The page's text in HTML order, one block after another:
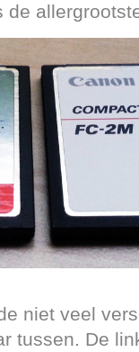
niet veel
tussen. De